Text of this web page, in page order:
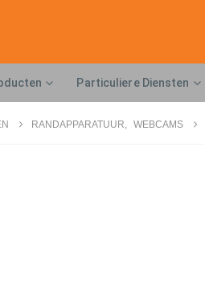
Particuliere Diensten
RANDAPPARATUUR, WEBCAMS